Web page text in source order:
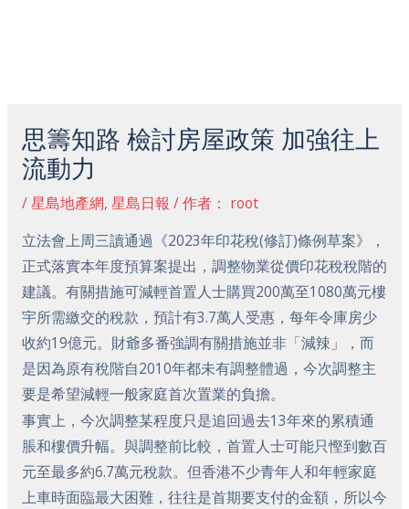
思籌知路 檢討房屋政策 加強往上
流動力
/星島地產網, 星島日報 / 作者： root
立法會上周三讀通過《2023年印花稅(修訂)條例草案》，
正式落實本年度預算案提出，調整物業從價印花稅稅階的
建議。有關措施可減輕首置人士購買200萬至1080萬元樓
宇所需繳交的稅款，預計有3.7萬人受惠，每年令庫房少
收約19億元。財爺多番強調有關措施並非「減辣」，而
是因為原有稅階自2010年都未有調整體過，今次調整主
要是希望減輕一般家庭首次置業的負擔。
事實上，今次調整某程度只是追回過去13年來的累積通
脹和樓價升幅。與調整前比較，首置人士可能只慳到數百
元至最多約6.7萬元稅款。但香港不少青年人和年輕家庭
上車時面臨最大困難，往往是首期要支付的金額，所以今